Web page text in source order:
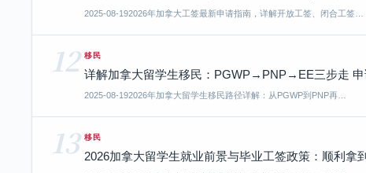
2025-08-192026年加拿大工签最新申请指南，详解开放工签、闭合工签…
12 移民
详解加拿大留学生移民：PGWP→PNP→EE三步走 申
2025-08-192026年加拿大留学生移民路径详解：从PGWP到PNP再…
13 移民
2026加拿大留学生就业前景与毕业工签政策：顺利拿